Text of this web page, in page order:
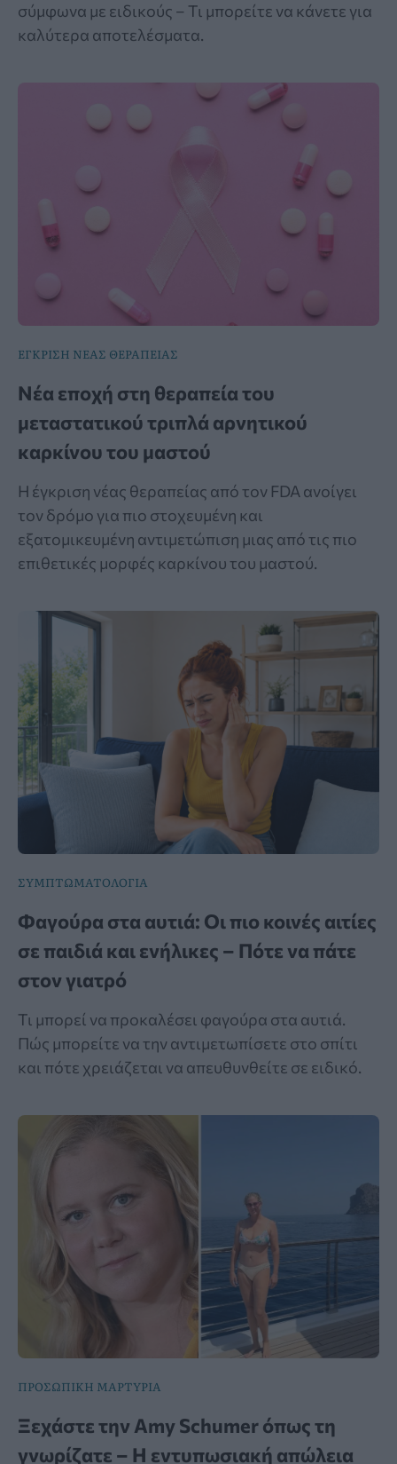
σύμφωνα με ειδικούς – Τι μπορείτε να κάνετε για
καλύτερα αποτελέσματα.
ΕΓΚΡΙΣΗ ΝΕΑΣ ΘΕΡΑΠΕΙΑΣ
Νέα εποχή στη θεραπεία του
μεταστατικού τριπλά αρνητικού
καρκίνου του μαστού
Η έγκριση νέας θεραπείας από τον FDA ανοίγει
τον δρόμο για πιο στοχευμένη και
εξατομικευμένη αντιμετώπιση μιας από τις πιο
επιθετικές μορφές καρκίνου του μαστού.
ΣΥΜΠΤΩΜΑΤΟΛΟΓΙΑ
Φαγούρα στα αυτιά: Οι πιο κοινές αιτίες
σε παιδιά και ενήλικες – Πότε να πάτε
στον γιατρό
Τι μπορεί να προκαλέσει φαγούρα στα αυτιά.
Πώς μπορείτε να την αντιμετωπίσετε στο σπίτι
και πότε χρειάζεται να απευθυνθείτε σε ειδικό.
ΠΡΟΣΩΠΙΚΗ ΜΑΡΤΥΡΙΑ
Ξεχάστε την Amy Schumer όπως τη
γνωρίζατε – Η εντυπωσιακή απώλεια